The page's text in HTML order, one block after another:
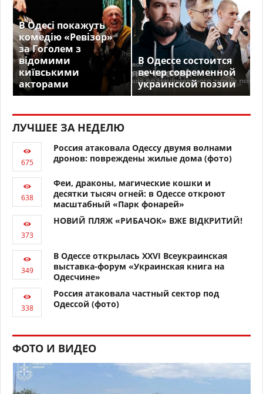
В Одесі покажуть
комедію «Ревізор»
за Гоголем з
відомими
київськими
акторами
В Одессе состоится
вечер современной
украинской поэзии
ЛУЧШЕЕ ЗА НЕДЕЛЮ
Россия атаковала Одессу двумя волнами
дронов: повреждены жилые дома (фото)
Феи, драконы, магические кошки и
десятки тысяч огней: в Одессе откроют
масштабный «Парк фонарей»
НОВИЙ ПЛЯЖ «РИБАЧОК» ВЖЕ ВІДКРИТИЙ!
В Одессе открылась XXVI Всеукраинская
выставка-форум «Украинская книга на
Одесчине»
Россия атаковала частный сектор под
Одессой (фото)
ФОТО И ВИДЕО